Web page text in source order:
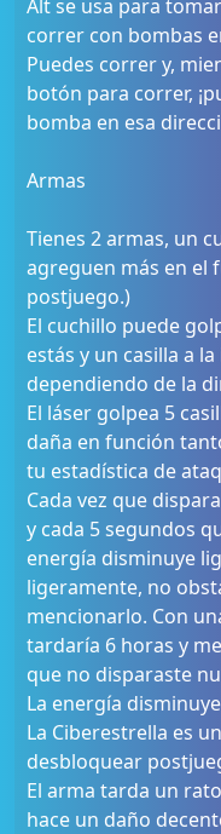
Alt se usa para
correr con bombas
Puedes correr y,
botón para correr,
bomba en esa
Armas
Tienes 2 armas, un
agreguen más en el
postjuego.)
El cuchillo puede
estás y un casilla a
dependiendo de la
El láser golpea 5
daña en función
tu estadística de
Cada vez que
y cada 5 segundos
energía disminuye
ligeramente, no
mencionarlo. Con
tardaría 6 horas y
que no disparaste
La energía
La Ciberestrella es
desbloquear
El arma tarda un
hace un daño